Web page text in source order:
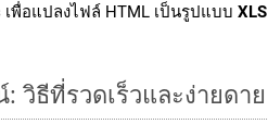
เพื่อแปลงไฟล์ HTML เป็นรูปแบบ XLS
วิธีที่รวดเร็วและง่ายดาย